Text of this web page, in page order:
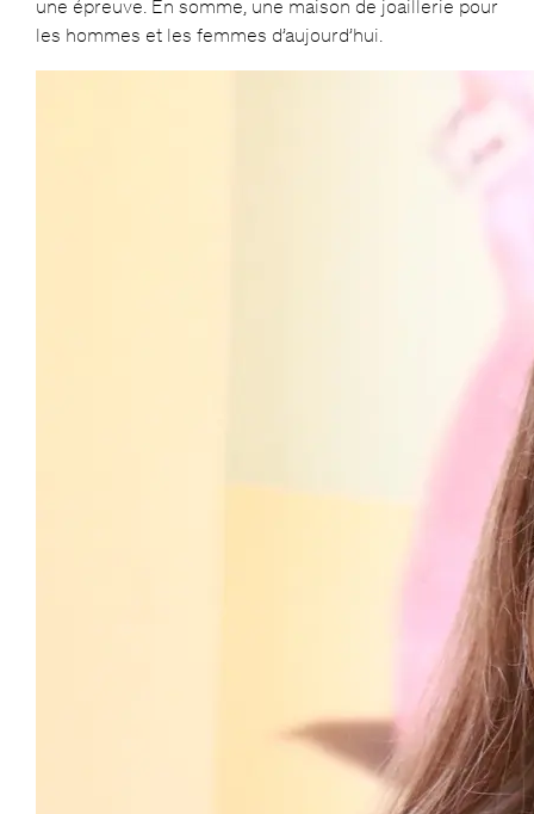
une épreuve. En somme, une maison de joaillerie pour
les hommes et les femmes d’aujourd’hui.